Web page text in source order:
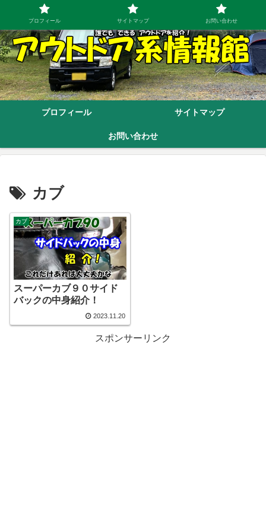
プロフィール サイトマップ
お問い合わせ
カブ
カブ
スーパーカブ９０サイド
バックの中身紹介！
2023.11.20
スポンサーリンク
プロフィール サイトマップ お問い合わせ